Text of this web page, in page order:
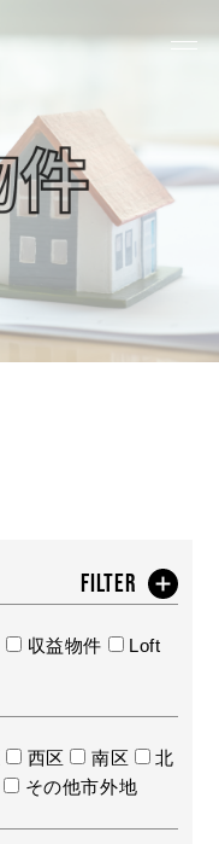
FILTER
収益物件
Loft
西区 南区
北
その他市外地